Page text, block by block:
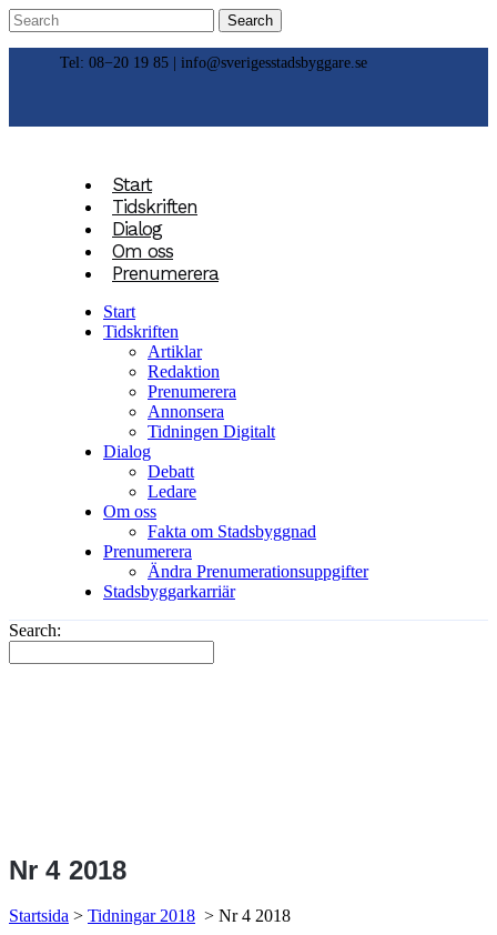
Tel: 08−20 19 85 | info@sverigesstadsbyggare.se
Start
Tidskriften
Dialog
Om oss
Prenumerera
Start
Tidskriften
Artiklar
Redaktion
Prenumerera
Annonsera
Tidningen Digitalt
Dialog
Debatt
Ledare
Om oss
Fakta om Stadsbyggnad
Prenumerera
Ändra Prenumerationsuppgifter
Stadsbyggarkarriär
Search:
Nr 4 2018
Startsida > Tidningar 2018 > Nr 4 2018